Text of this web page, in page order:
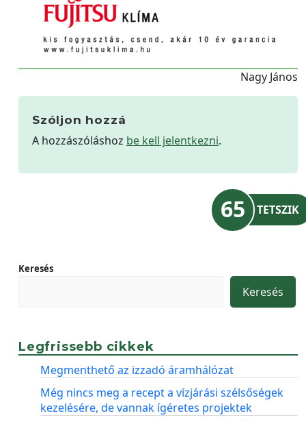
Nagy János
Szóljon hozzá
A hozzászóláshoz be kell jelentkezni.
65 TETSZIK
Keresés
Keresés
Legfrissebb cikkek
Megmenthető az izzadó áramhálózat
Még nincs meg a recept a vízjárási szélsőségek
kezelésére, de vannak ígéretes projektek